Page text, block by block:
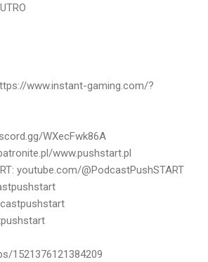
www.instant-gaming.com/?
WXecFwk86A
www.pushstart.pl
youtube.com/@PodcastPushSTART
1521376121384209